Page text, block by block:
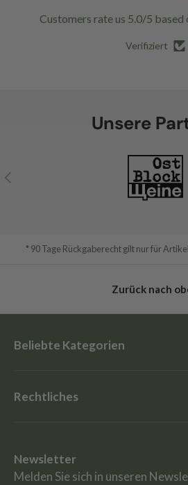
Customers rate us 5.0/5 based
Verifiziert
Unsere
Vorherige
* 90 Tage Rückgaberecht gilt nur für
Zurück nach
Beliebte Kategorien
Rechtliches
Newsletter
Melden Sie sich in unseren